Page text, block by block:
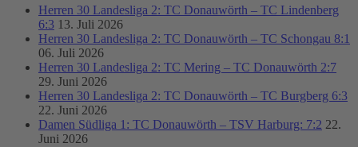
Herren 30 Landesliga 2: TC Donauwörth – TC Lindenberg
6:3 13. Juli 2026
Herren 30 Landesliga 2: TC Donauwörth – TC Schongau 8:1
06. Juli 2026
Herren 30 Landesliga 2: TC Mering – TC Donauwörth 2:7
29. Juni 2026
Herren 30 Landesliga 2: TC Donauwörth – TC Burgberg 6:3
22. Juni 2026
Damen Südliga 1: TC Donauwörth – TSV Harburg: 7:2 22.
Juni 2026